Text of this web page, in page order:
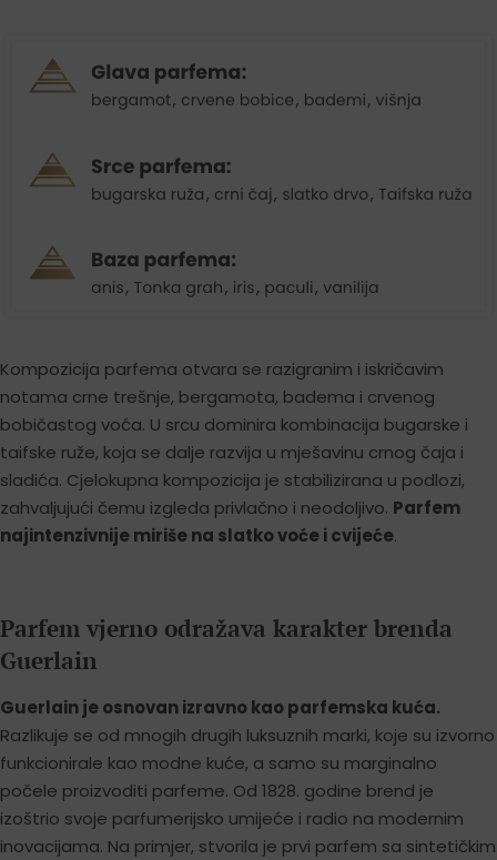
Kompozicija parfema otvara se razigranim i iskričavim
notama crne trešnje, bergamota, badema i crvenog
bobičastog voća. U srcu dominira kombinacija bugarske i
taifske ruže, koja se dalje razvija u mješavinu crnog čaja i
sladića. Cjelokupna kompozicija je stabilizirana u podlozi,
zahvaljujući čemu izgleda privlačno i neodoljivo. Parfem
najintenzivnije miriše na slatko voće i cvijeće.
Parfem vjerno odražava karakter brenda
Guerlain
Guerlain je osnovan izravno kao parfemska kuća.
Razlikuje se od mnogih drugih luksuznih marki, koje su izvorno
funkcionirale kao modne kuće, a samo su marginalno
počele proizvoditi parfeme. Od 1828. godine brend je
izoštrio svoje parfumerijsko umijeće i radio na modernim
inovacijama. Na primjer, stvorila je prvi parfem sa sintetičkim